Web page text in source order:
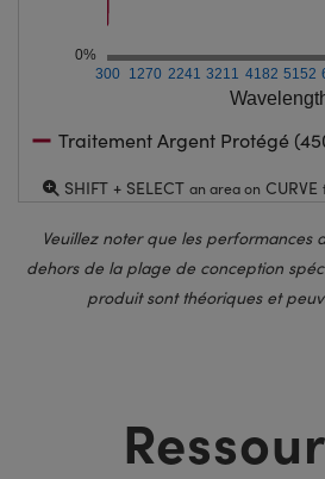
300 1270 2241 3211 4182 5152
0%
Traitement Argent Protégé
SHIFT + SELECT an area on CURVE
Veuillez noter que les performances
dehors de la plage de conception
produit sont théoriques et